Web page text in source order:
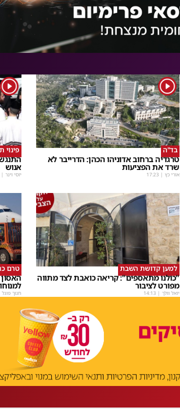
1
בד"ה
טרגדיה ברחוב אדוניהו הכהן: הדרייבר לא
שרד את הפציעות
אורי כץ |
17:23
1
פינוי
אנוש
יוסי וינר |
למען קדושת השבת
"כולנו מתאספים": קריאה כואבת לצד מתווה
מפורט לציבור
יואל וולך |
14:13
טרם
חנוך פוגל